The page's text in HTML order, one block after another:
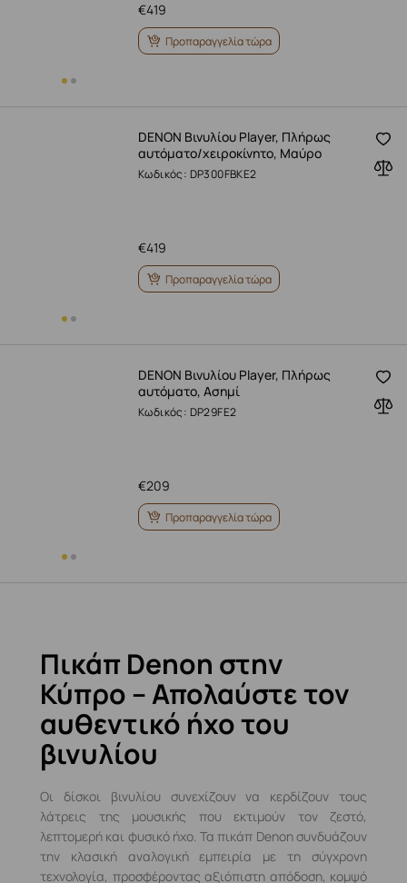
419
€
Προπαραγγελία τώρα
DENON Βινυλίου Player, Πλήρως
αυτόματο/χειροκίνητο, Μαύρο
Κωδικός: DP300FBKE2
419
€
Προπαραγγελία τώρα
DENON Βινυλίου Player, Πλήρως
αυτόματο, Ασημί
Κωδικός: DP29FE2
209
€
Προπαραγγελία τώρα
Πικάπ Denon στην
Κύπρο – Απολαύστε τον
αυθεντικό ήχο του
βινυλίου
Οι δίσκοι βινυλίου συνεχίζουν να κερδίζουν τους
λάτρεις της μουσικής που εκτιμούν τον ζεστό,
λεπτομερή και φυσικό ήχο. Τα πικάπ Denon συνδυάζουν
την κλασική αναλογική εμπειρία με τη σύγχρονη
τεχνολογία, προσφέροντας αξιόπιστη απόδοση, κομψό